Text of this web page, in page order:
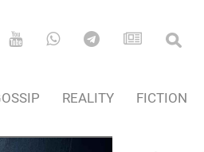
REALITY FICTION